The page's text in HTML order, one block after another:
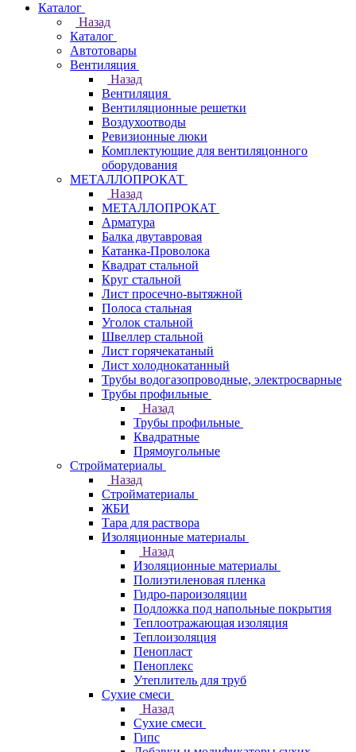
Каталог
Назад
Каталог
Автотовары
Вентиляция
Назад
Вентиляция
Вентиляционные решетки
Воздухоотводы
Ревизионные люки
Комплектующие для вентиляцонного
оборудования
МЕТАЛЛОПРОКАТ
Назад
МЕТАЛЛОПРОКАТ
Арматура
Балка двутавровая
Катанка-Проволока
Квадрат стальной
Круг стальной
Лист просечно-вытяжной
Полоса стальная
Уголок стальной
Швеллер стальной
Лист горячекатаный
Лист холоднокатанный
Трубы водогазопроводные, электросварные
Трубы профильные
Назад
Трубы профильные
Квадратные
Прямоугольные
Стройматериалы
Назад
Стройматериалы
ЖБИ
Тара для раствора
Изоляционные материалы
Назад
Изоляционные материалы
Полиэтиленовая пленка
Гидро-пароизоляции
Подложка под напольные покрытия
Теплоотражающая изоляция
Теплоизоляция
Пенопласт
Пеноплекс
Утеплитель для труб
Сухие смеси
Назад
Сухие смеси
Гипс